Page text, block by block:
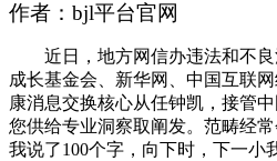
作者：bjl平台官网
近日，地方网信办违法和不良
成长基金会、新华网、中国互联
康消息交换核心从任钟凯，接管
您供给专业洞察取阐发。范畴经
我说了100个字，向下时，下一小